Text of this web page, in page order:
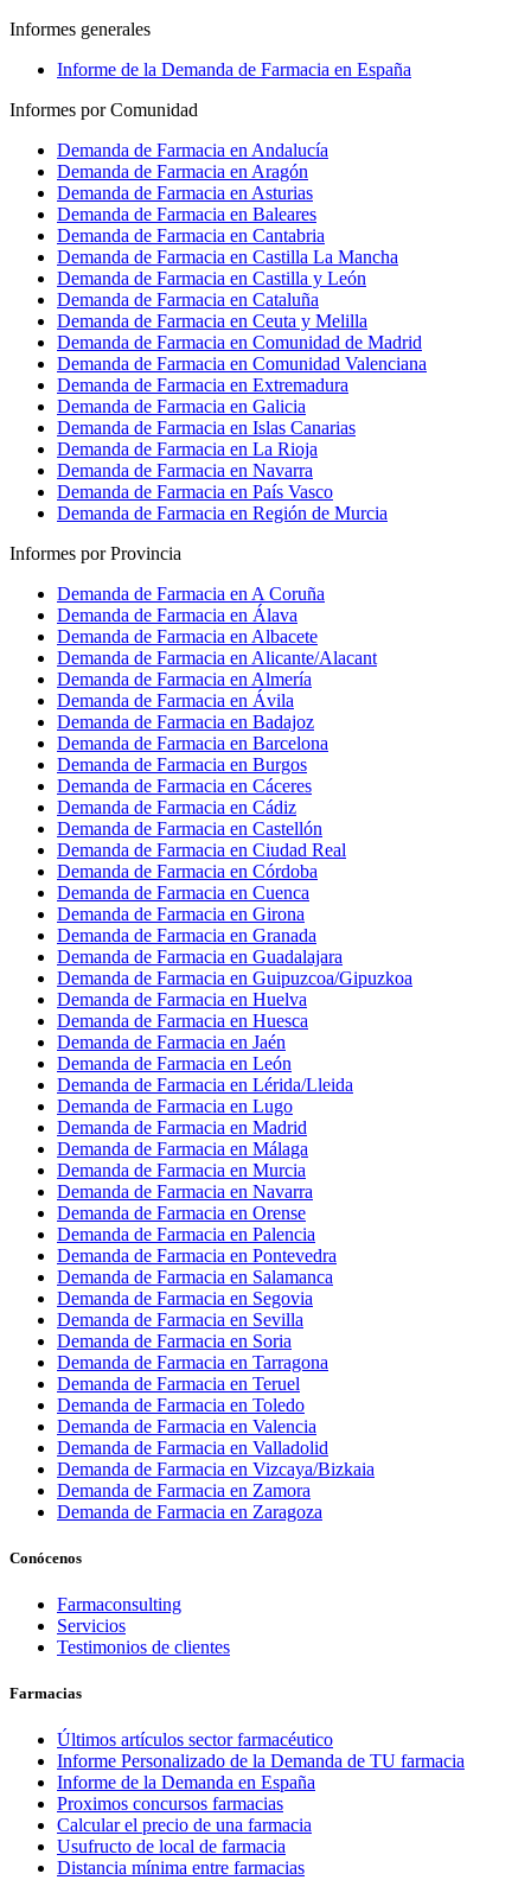
Informes generales
Informe de la Demanda de Farmacia en España
Informes por Comunidad
Demanda de Farmacia en Andalucía
Demanda de Farmacia en Aragón
Demanda de Farmacia en Asturias
Demanda de Farmacia en Baleares
Demanda de Farmacia en Cantabria
Demanda de Farmacia en Castilla La Mancha
Demanda de Farmacia en Castilla y León
Demanda de Farmacia en Cataluña
Demanda de Farmacia en Ceuta y Melilla
Demanda de Farmacia en Comunidad de Madrid
Demanda de Farmacia en Comunidad Valenciana
Demanda de Farmacia en Extremadura
Demanda de Farmacia en Galicia
Demanda de Farmacia en Islas Canarias
Demanda de Farmacia en La Rioja
Demanda de Farmacia en Navarra
Demanda de Farmacia en País Vasco
Demanda de Farmacia en Región de Murcia
Informes por Provincia
Demanda de Farmacia en A Coruña
Demanda de Farmacia en Álava
Demanda de Farmacia en Albacete
Demanda de Farmacia en Alicante/Alacant
Demanda de Farmacia en Almería
Demanda de Farmacia en Ávila
Demanda de Farmacia en Badajoz
Demanda de Farmacia en Barcelona
Demanda de Farmacia en Burgos
Demanda de Farmacia en Cáceres
Demanda de Farmacia en Cádiz
Demanda de Farmacia en Castellón
Demanda de Farmacia en Ciudad Real
Demanda de Farmacia en Córdoba
Demanda de Farmacia en Cuenca
Demanda de Farmacia en Girona
Demanda de Farmacia en Granada
Demanda de Farmacia en Guadalajara
Demanda de Farmacia en Guipuzcoa/Gipuzkoa
Demanda de Farmacia en Huelva
Demanda de Farmacia en Huesca
Demanda de Farmacia en Jaén
Demanda de Farmacia en León
Demanda de Farmacia en Lérida/Lleida
Demanda de Farmacia en Lugo
Demanda de Farmacia en Madrid
Demanda de Farmacia en Málaga
Demanda de Farmacia en Murcia
Demanda de Farmacia en Navarra
Demanda de Farmacia en Orense
Demanda de Farmacia en Palencia
Demanda de Farmacia en Pontevedra
Demanda de Farmacia en Salamanca
Demanda de Farmacia en Segovia
Demanda de Farmacia en Sevilla
Demanda de Farmacia en Soria
Demanda de Farmacia en Tarragona
Demanda de Farmacia en Teruel
Demanda de Farmacia en Toledo
Demanda de Farmacia en Valencia
Demanda de Farmacia en Valladolid
Demanda de Farmacia en Vizcaya/Bizkaia
Demanda de Farmacia en Zamora
Demanda de Farmacia en Zaragoza
Conócenos
Farmaconsulting
Servicios
Testimonios de clientes
Farmacias
Últimos artículos sector farmacéutico
Informe Personalizado de la Demanda de TU farmacia
Informe de la Demanda en España
Proximos concursos farmacias
Calcular el precio de una farmacia
Usufructo de local de farmacia
Distancia mínima entre farmacias